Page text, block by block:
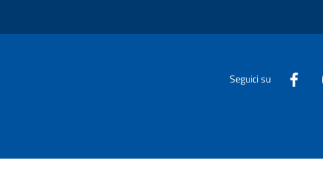
Seguici su